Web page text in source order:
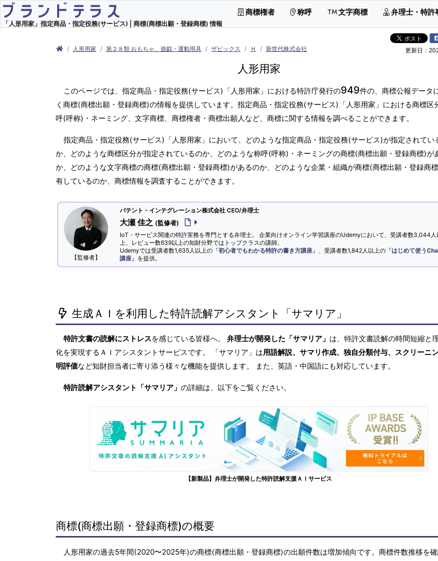
「人形用家」指定商品・指定役務(サービス) | 商標(商標出願・登録商標) 情報
商標権者 称呼 文字商標 弁理士・特許
人形用家 第２８類 おもちゃ、遊戯・運動用具 ザビックス Ｈ 新世代株式会社 更新日：
人形用家
このページでは、指定商品・指定役務(サービス)「人形用家」における特許庁発行の949件の、商標公報データ
く商標(商標出願・登録商標)の情報を提供しています。指定商品・指定役務(サービス)「人形用家」における商標区
呼(呼称)・ネーミング、文字商標、商標権者・商標出願人など、商標に関する情報を調べることができます。
指定商品・指定役務(サービス)「人形用家」において、どのような指定商品・指定役務(サービス)が指定されてい
か、どのような商標区分が指定されているのか、どのような称呼(呼称)・ネーミングの商標(商標出願・登録商標)が
か、どのような文字商標の商標(商標出願・登録商標)があるのか、どのような企業・組織が商標(商標出願・登録商
有しているのか、商標情報を調査することができます。
【監修者】
パテント・インテグレーション株式会社 CEO/弁理士
大瀬 佳之 (監修者)
IoT・サービス関連の特許実務を専門とする弁理士。 企業向けオンライン学習講座のUdemyにおいて、受講者数3,044人
上、レビュー数639以上の知財分野ではトップクラスの講師。
Udemyでは受講者数1,635人以上の『初心者でもわかる特許の書き方講座 』、受講者数1,842人以上の『はじめて使う
講座 』を提供。
生成ＡＩを利用した特許読解アシスタント「サマリア」
特許文書の読解にストレスを感じている皆様へ。 弁理士が開発した「サマリア」 は、特許文書読解の時間短縮と
化を実現するＡＩアシスタントサービスです。 「サマリア」は用語解説、サマリ作成、独自分類付与、スクリーニ
明評価など知財担当者に寄り添う様々な機能を提供します。 また、英語・中国語にも対応しています。
特許読解アシスタント「サマリア」 の詳細は、以下をご覧ください。
【新製品】弁理士が開発した特許読解支援ＡＩサービス
商標(商標出願・登録商標)の概要
人形用家の過去5年間(2020〜2025年)の商標(商標出願・登録商標)の出願件数は増加傾向です。商標件数推移を